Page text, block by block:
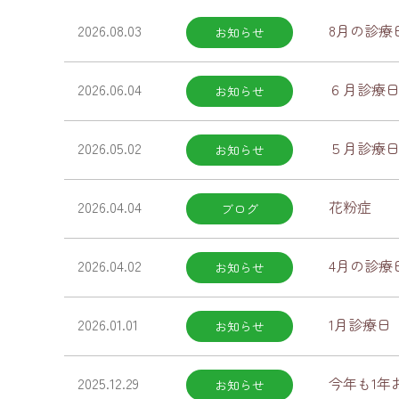
2026.08.03 お知らせ 8月の診療
2026.06.04 お知らせ ６月診療日
2026.05.02 お知らせ ５月診療日
2026.04.04 ブログ 花粉症
2026.04.02 お知らせ 4月の診療
2026.01.01 お知らせ 1月診療日
2025.12.29 お知らせ 今年も1年